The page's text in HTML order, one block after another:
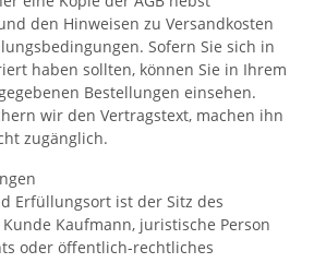
den Hinweisen zu Versandkosten
Sofern Sie sich in
haben sollten, können Sie in Ihrem
Bestellungen einsehen.
wir den Vertragstext, machen ihn
zugänglich.
Erfüllungsort ist der Sitz des
Kaufmann, juristische Person
oder öffentlich-rechtliches